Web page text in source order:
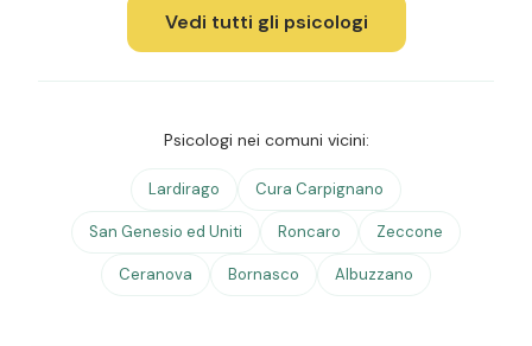
Vedi tutti gli psicologi
Psicologi nei comuni vicini:
Lardirago Cura Carpignano
San Genesio ed Uniti Roncaro Zeccone
Ceranova Bornasco Albuzzano